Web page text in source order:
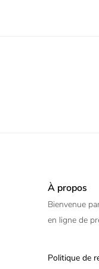
À propos
Bienvenue
en ligne de
Politique de